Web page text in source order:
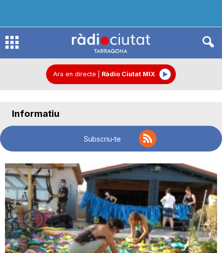
R
o
C
i
Ara en directe Ràdio Ciutat MIX
Informatiu
Subscriu-te